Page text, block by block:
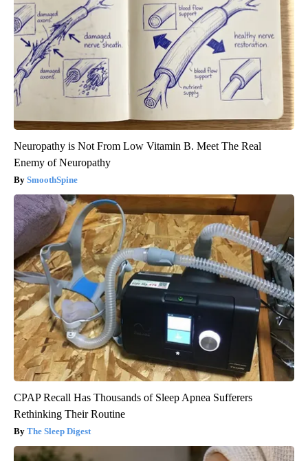
Neuropathy is Not From Low Vitamin B. Meet The Real
Enemy of Neuropathy
SmoothSpine
CPAP Recall Has Thousands of Sleep Apnea Sufferers
Rethinking Their Routine
The Sleep Digest